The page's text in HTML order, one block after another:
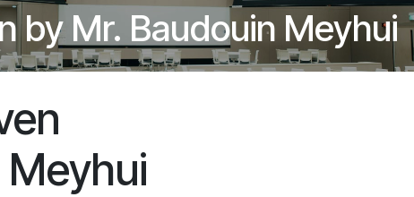
by Mr. Baudouin Meyhui